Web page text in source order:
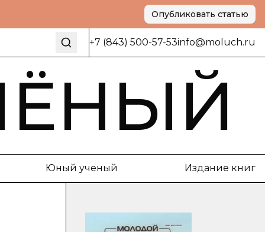
Опубликовать статью
+7 (843) 500-57-53info@moluch.ru
Юный ученый Издание книг